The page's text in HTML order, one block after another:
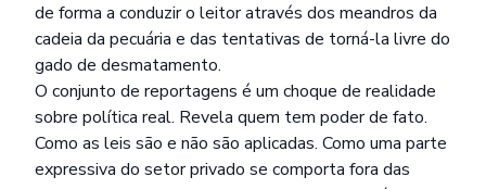
de forma a conduzir o leitor através dos meandros da
cadeia da pecuária e das tentativas de torná-la livre do
gado de desmatamento.
O conjunto de reportagens é um choque de realidade
sobre política real. Revela quem tem poder de fato.
Como as leis são e não são aplicadas. Como uma parte
expressiva do setor privado se comporta fora das